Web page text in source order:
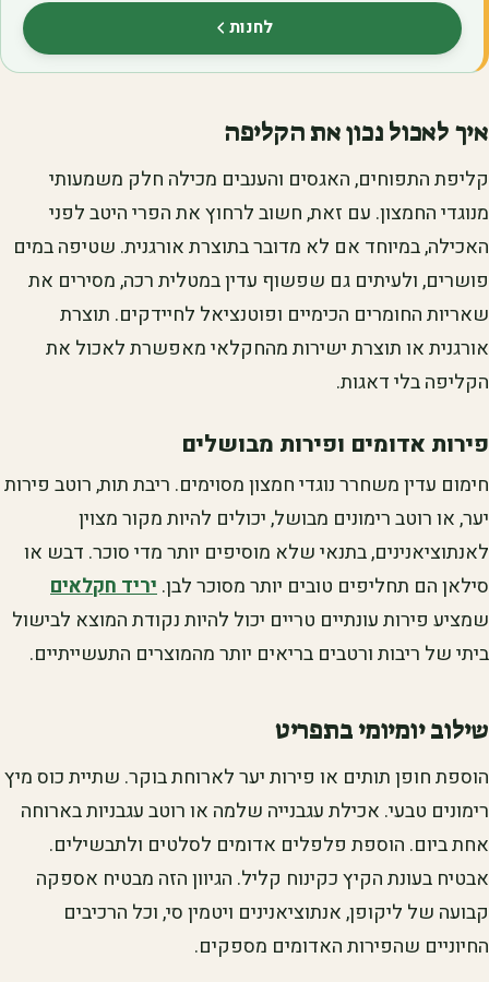
לחנות(נפתח בלשונית חדשה)
איך לאכול נכון את הקליפה
קליפת התפוחים, האגסים והענבים מכילה חלק משמעותי
מנוגדי החמצון. עם זאת, חשוב לרחוץ את הפרי היטב לפני
האכילה, במיוחד אם לא מדובר בתוצרת אורגנית. שטיפה במים
פושרים, ולעיתים גם שפשוף עדין במטלית רכה, מסירים את
שאריות החומרים הכימיים ופוטנציאל לחיידקים. תוצרת
אורגנית או תוצרת ישירות מהחקלאי מאפשרת לאכול את
הקליפה בלי דאגות.
פירות אדומים ופירות מבושלים
חימום עדין משחרר נוגדי חמצון מסוימים. ריבת תות, רוטב פירות
יער, או רוטב רימונים מבושל, יכולים להיות מקור מצוין
לאנתוציאנינים, בתנאי שלא מוסיפים יותר מדי סוכר. דבש או
סילאן הם תחליפים טובים יותר מסוכר לבן.יריד חקלאים
שמציע פירות עונתיים טריים יכול להיות נקודת המוצא לבישול
ביתי של ריבות ורטבים בריאים יותר מהמוצרים התעשייתיים.
שילוב יומיומי בתפריט
הוספת חופן תותים או פירות יער לארוחת בוקר. שתיית כוס מיץ
רימונים טבעי. אכילת עגבנייה שלמה או רוטב עגבניות בארוחה
אחת ביום. הוספת פלפלים אדומים לסלטים ולתבשילים.
אבטיח בעונת הקיץ כקינוח קליל. הגיוון הזה מבטיח אספקה
קבועה של ליקופן, אנתוציאנינים ויטמין סי, וכל הרכיבים
החיוניים שהפירות האדומים מספקים.